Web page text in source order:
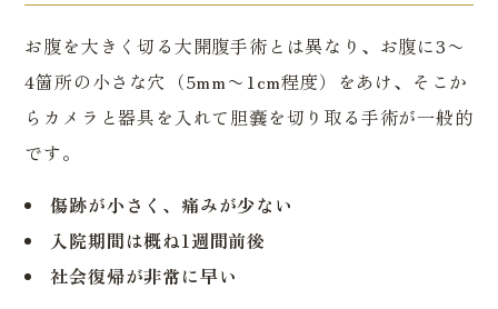
お腹を大きく切る大開腹手術とは異なり、お腹に3〜
4箇所の小さな穴（5mm〜1cm程度）をあけ、そこか
らカメラと器具を入れて胆嚢を切り取る手術が一般的
です。
傷跡が小さく、痛みが少ない
入院期間は概ね1週間前後
社会復帰が非常に早い